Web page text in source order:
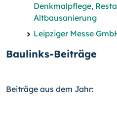
Denkmalpflege,
Altbausanierung
Leipziger Messe
Baulinks-Beiträge
Beiträge aus dem Jahr: